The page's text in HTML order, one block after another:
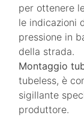
per ottenere
le indicazioni
pressione in
della strada.
Montaggio
tubeless, è
sigillante
produttore.